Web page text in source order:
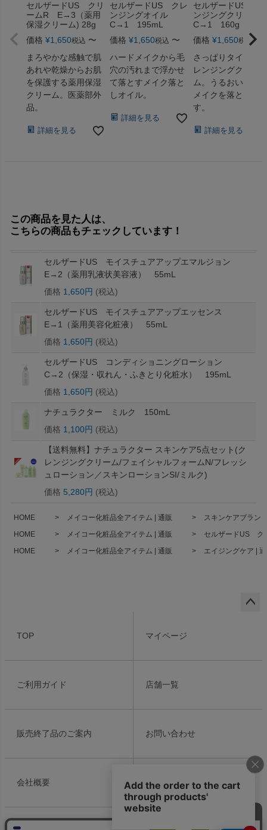
セルザードUS クリ
ームR E→3（薬用
保湿クリーム) 28g
価格 ¥1,650税込 〜
まろやかな感触で肌
あれや乾燥からお肌
を保護する薬用保湿
クリーム。医薬部外
品。
詳細を見る
セルザードUS クレ
ンジングオイル
C→1 195mL
価格 ¥1,650税込 〜
ハードメイクから毛
穴の汚れまで浮かせ
て落とすメイク落と
しオイル。
詳細を見る
セルザードUS ク
ンジングクリー
C→1 160g
価格 ¥1,650税込 〜
さっぱりタイプの
レンジングクリー
ム。うるおいなが
メイクを落としま
す。
詳細を見る
この商品を見た人は、
こちらの商品もチェックしています！
セルザードUS モイスチュアアップエマルジョン
E→2（薬用乳液状美容液） 55mL
価格 1,650円 (税込)
セルザードUS モイスチュアアップエッセンス
E→1（薬用美容化粧液） 55mL
価格 1,650円 (税込)
セルザードUS コンディショニングローション
C→2（保湿・収れん・ふきとり化粧水） 195mL
価格 1,650円 (税込)
ナチュラクター ミルク 150mL
価格 1,100円 (税込)
【送料無料】ナチュラクター スキンケア5点セット(ク
レンジングクリーム/フェイシャルフォームN/フレッシ
ュローション／スキンローションSI/ミルク)
価格 5,280円 (税込)
HOME メイコー化粧品全アイテム | 通販
スキンケアブラン
HOME
メイコー化粧品全アイテム | 通販
セルザードUS ク
HOME
メイコー化粧品全アイテム | 通販 エイジングケア |
TOP マイページ
ご利用ガイド 店舗一覧
販売終了品のご案内 お問い合わせ
会社概要 個人情報の取り扱い